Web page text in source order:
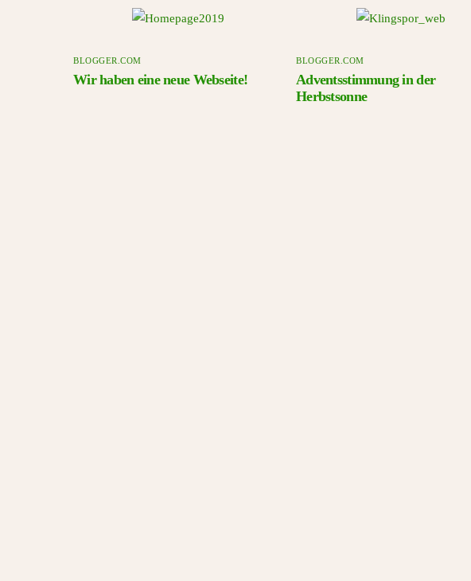
BLOGGER.COM
Wir haben eine neue Webseite!
BLOGGER.COM
Adventsstimmung in der
Herbstsonne